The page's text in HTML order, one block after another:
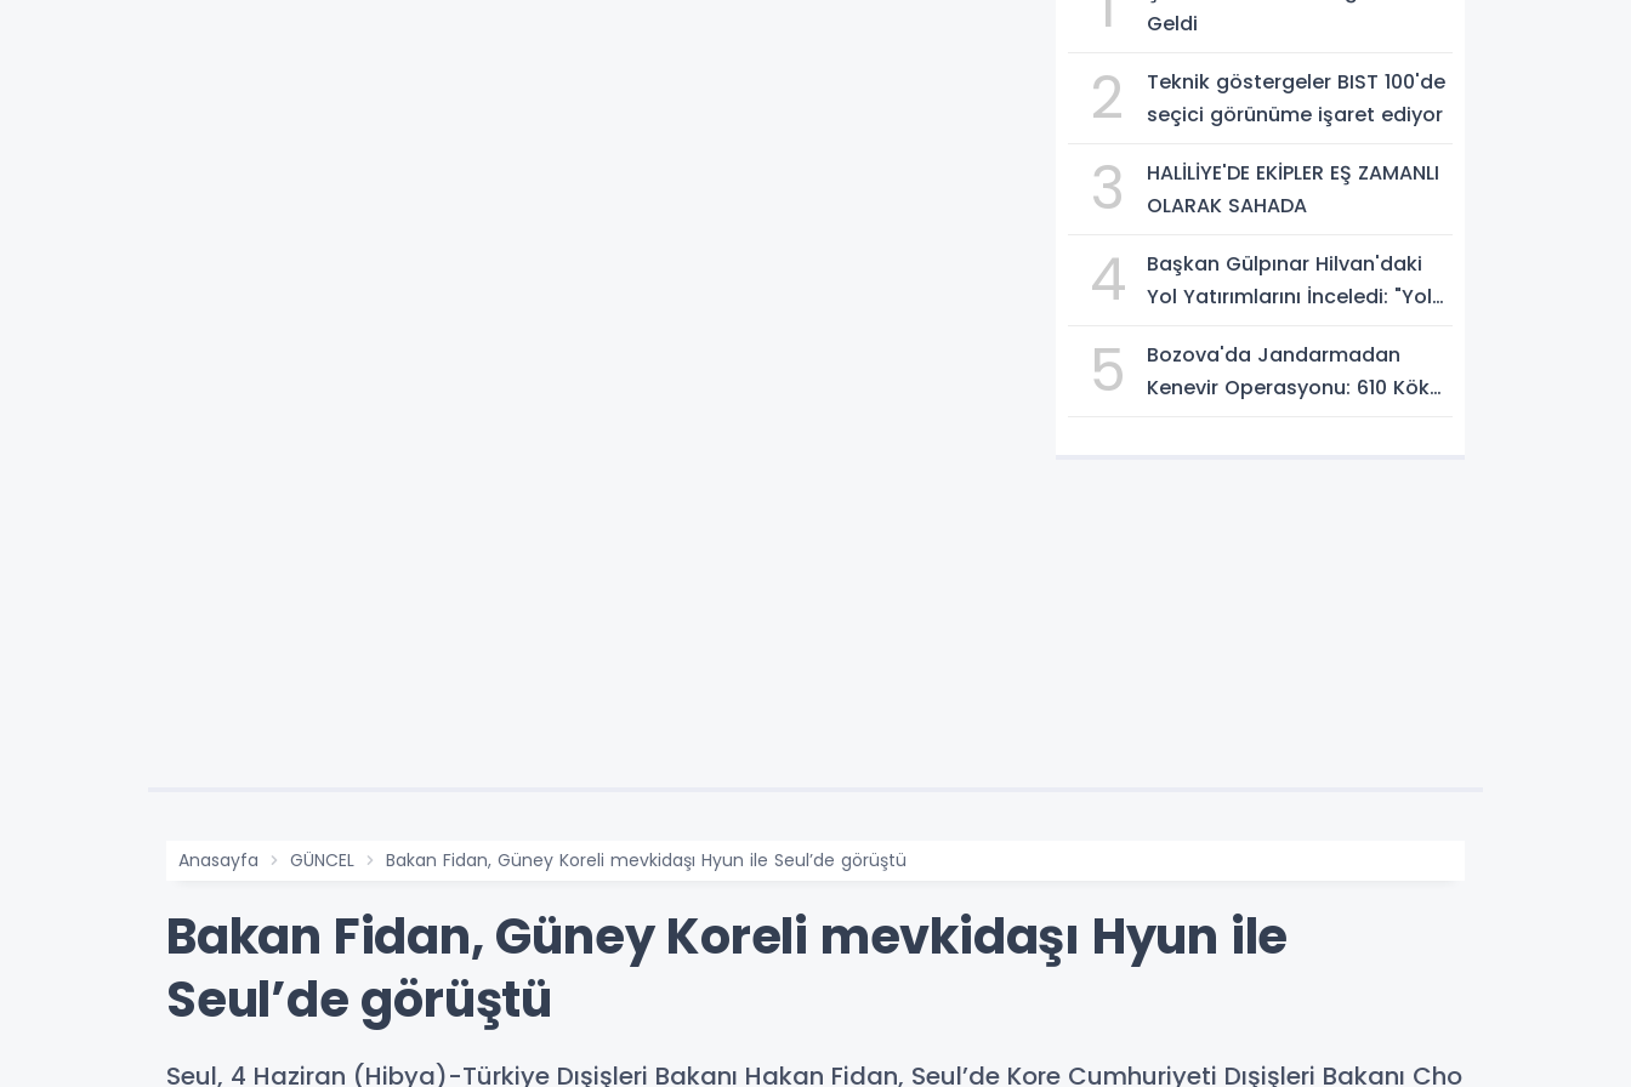
Geldi
2
Teknik göstergeler BIST 100'de
seçici görünüme işaret ediyor
3
HALİLİYE'DE EKİPLER EŞ ZAMANLI
OLARAK SAHADA
4
Başkan Gülpınar Hilvan'daki
Yol Yatırımlarını İnceledi: "Yol
5
Bozova'da Jandarmadan
Kenevir Operasyonu: 610 Kök
Anasayfa GÜNCEL Bakan Fidan, Güney Koreli mevkidaşı Hyun ile Seul’de görüştü
Bakan Fidan, Güney Koreli mevkidaşı Hyun ile
Seul’de görüştü
Seul, 4 Haziran (Hibya)-Türkiye Dışişleri Bakanı Hakan Fidan, Seul’de Kore Cumhuriyeti Dışişleri Bakanı Cho